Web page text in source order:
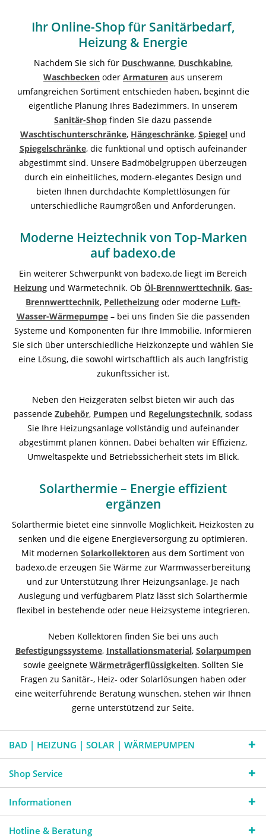
Ihr Online-Shop für Sanitärbedarf,
Heizung & Energie
Nachdem Sie sich für Duschwanne, Duschkabine,
Waschbecken oder Armaturen aus unserem
umfangreichen Sortiment entschieden haben, beginnt die
eigentliche Planung Ihres Badezimmers. In unserem
Sanitär-Shop finden Sie dazu passende
Waschtischunterschränke, Hängeschränke, Spiegel und
Spiegelschränke, die funktional und optisch aufeinander
abgestimmt sind. Unsere Badmöbelgruppen überzeugen
durch ein einheitliches, modern-elegantes Design und
bieten Ihnen durchdachte Komplettlösungen für
unterschiedliche Raumgrößen und Anforderungen.
Moderne Heiztechnik von Top-Marken
auf badexo.de
Ein weiterer Schwerpunkt von badexo.de liegt im Bereich
Heizung und Wärmetechnik. Ob Öl-Brennwerttechnik, Gas-
Brennwerttechnik, Pelletheizung oder moderne Luft-
Wasser-Wärmepumpe– bei uns finden Sie die passenden
Systeme und Komponenten für Ihre Immobilie. Informieren
Sie sich über unterschiedliche Heizkonzepte und wählen Sie
eine Lösung, die sowohl wirtschaftlich als auch langfristig
zukunftssicher ist.
Neben den Heizgeräten selbst bieten wir auch das
passende Zubehör, Pumpen und Regelungstechnik, sodass
Sie Ihre Heizungsanlage vollständig und aufeinander
abgestimmt planen können. Dabei behalten wir Effizienz,
Umweltaspekte und Betriebssicherheit stets im Blick.
Solarthermie – Energie effizient
ergänzen
Solarthermie bietet eine sinnvolle Möglichkeit, Heizkosten zu
senken und die eigene Energieversorgung zu optimieren.
Mit modernen Solarkollektoren aus dem Sortiment von
badexo.de erzeugen Sie Wärme zur Warmwasserbereitung
und zur Unterstützung Ihrer Heizungsanlage. Je nach
Auslegung und verfügbarem Platz lässt sich Solarthermie
flexibel in bestehende oder neue Heizsysteme integrieren.
Neben Kollektoren finden Sie bei uns auch
Befestigungssysteme, Installationsmaterial, Solarpumpen
sowie geeignete Wärmeträgerflüssigkeiten. Sollten Sie
Fragen zu Sanitär-, Heiz- oder Solarlösungen haben oder
eine weiterführende Beratung wünschen, stehen wir Ihnen
gerne unterstützend zur Seite.
BAD | HEIZUNG | SOLAR | WÄRMEPUMPEN
Shop Service
Informationen
Hotline & Beratung